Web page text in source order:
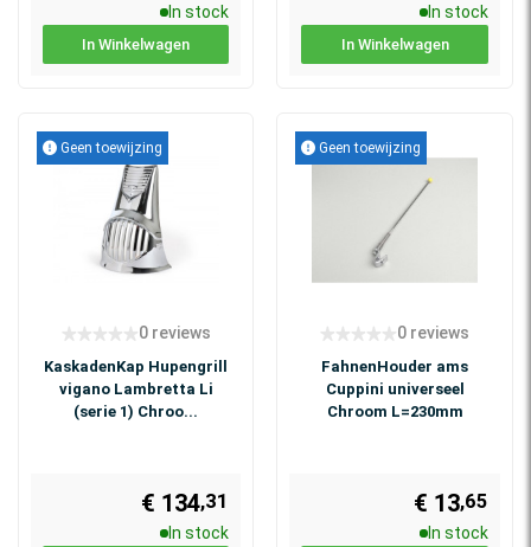
In stock
In Winkelwagen
In stock
In Winkelwagen
Geen toewijzing
0 reviews
KaskadenKap Hupengrill
vigano Lambretta Li
(serie 1) Chroo...
€ 134,31
In stock
Geen toewijzing
0 reviews
FahnenHouder ams
Cuppini universeel
Chroom L=230mm
€ 13,65
In stock